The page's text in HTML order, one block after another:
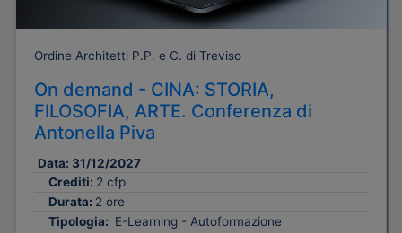
Ordine Architetti P.P. e C. di Treviso
On demand - CINA: STORIA,
FILOSOFIA, ARTE. Conferenza di
Antonella Piva
Data: 31/12/2027
Crediti: 2 cfp
Durata: 2 ore
Tipologia: E-Learning - Autoformazione